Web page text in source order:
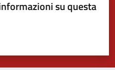
su questa
su 5
5